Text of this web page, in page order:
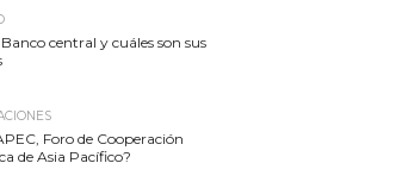
Banco central y cuáles son sus
Foro de Cooperación
de Asia Pacífico?